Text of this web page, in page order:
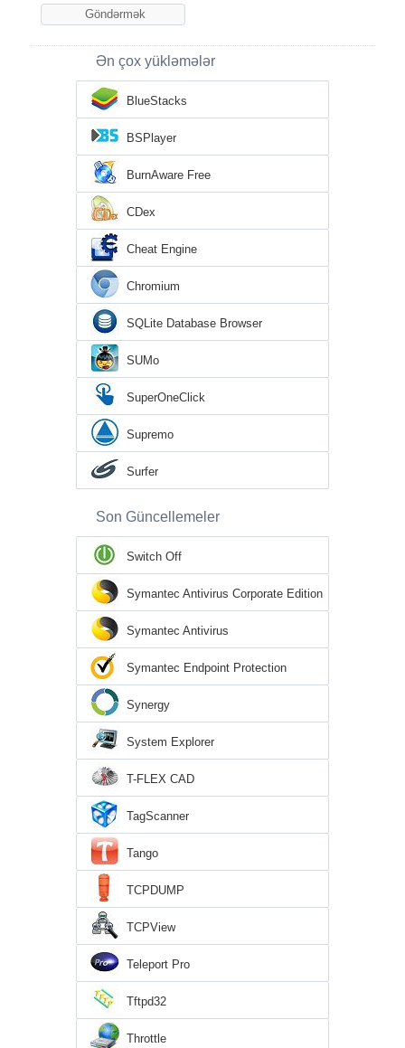
Ən çox yükləmələr
BlueStacks
BSPlayer
BurnAware Free
CDex
Cheat Engine
Chromium
SQLite Database Browser
SUMo
SuperOneClick
Supremo
Surfer
Son Güncellemeler
Switch Off
Symantec Antivirus Corporate Edition
Symantec Antivirus
Symantec Endpoint Protection
Synergy
System Explorer
T-FLEX CAD
TagScanner
Tango
TCPDUMP
TCPView
Teleport Pro
Tftpd32
Throttle